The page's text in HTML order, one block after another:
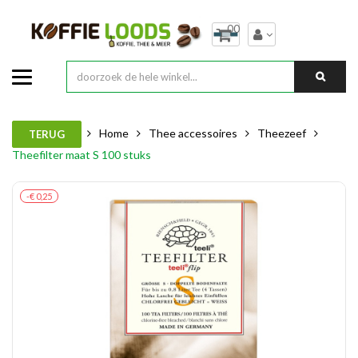
00
TERUG Home Thee accessoires
Theezeef
Theefilter maat S 100 stuks
-€ 0,25